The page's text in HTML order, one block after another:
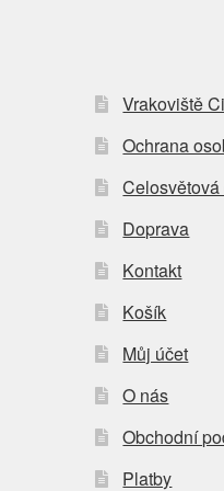
Vrakoviště
Ochrana
Doprava
Kontakt
Košík
Můj účet
O nás
Obchodní
Platby